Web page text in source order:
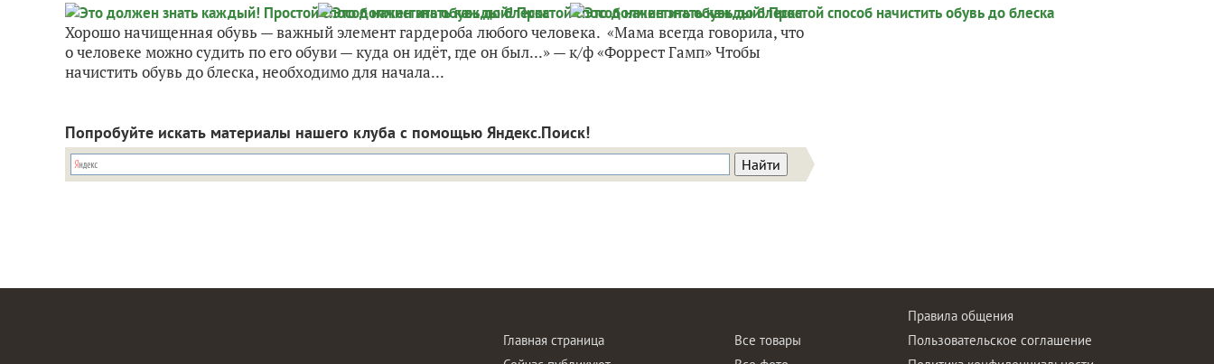
Хорошо начищенная обувь — важный элемент гардероба любого человека. «Мама всегда говорила, что
о человеке можно судить по его обуви — куда он идёт, где он был...» — к/ф «Форрест Гамп» Чтобы
начистить обувь до блеска, необходимо для начала...
Попробуйте искать материалы нашего клуба с помощью Яндекс.Поиск!
Главная страница
Все товары
Правила общения
Пользовательское соглашение